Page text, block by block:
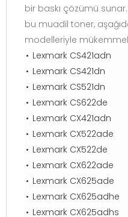
bir baskı çözümü sunar.
bu muadil toner,
modelleriyle
Lexmark CS421adn
Lexmark CS421dn
Lexmark CS521dn
Lexmark CS622de
Lexmark CX421adn
Lexmark CX522ade
Lexmark CX522de
Lexmark CX622ade
Lexmark CX625ade
Lexmark CX625adhe
Lexmark CX625adhs